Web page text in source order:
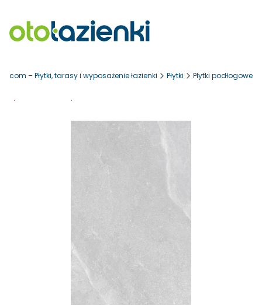
– Płytki, tarasy i wyposażenie łazienki Płytki Płytki podłogowe
Promocja Darmowa dostawa od 700 zł